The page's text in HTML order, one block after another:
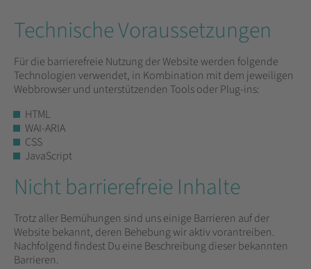
Technische Voraussetzungen
Für die barrierefreie Nutzung der Website werden folgende
Technologien verwendet, in Kombination mit dem jeweiligen
Webbrowser und unterstützenden Tools oder Plug-ins:
HTML
WAI-ARIA
CSS
JavaScript
Nicht barrierefreie Inhalte
Trotz aller Bemühungen sind uns einige Barrieren auf der
Website bekannt, deren Behebung wir aktiv vorantreiben.
Nachfolgend findest Du eine Beschreibung dieser bekannten
Barrieren.